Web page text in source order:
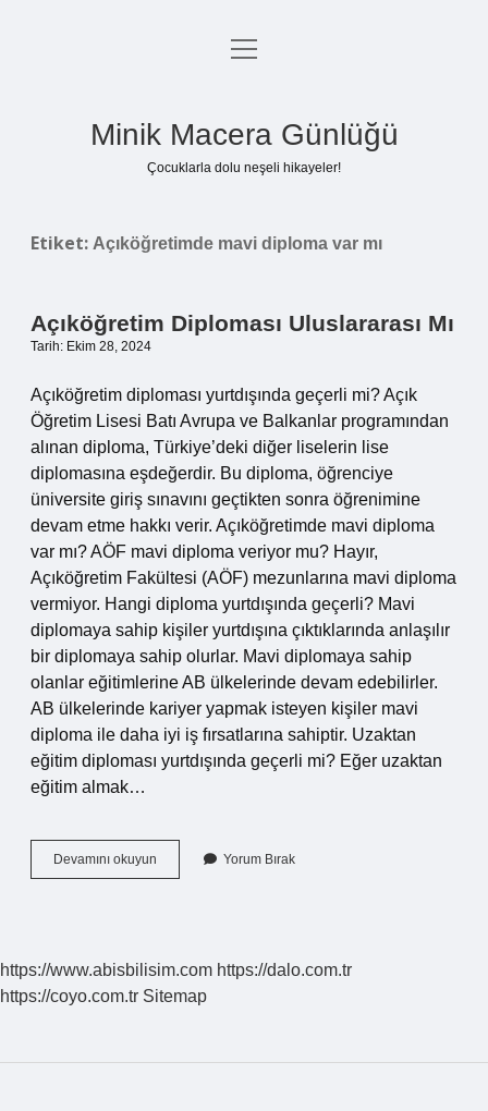
Anasayfa
menüyü
Minik Macera Günlüğü
Çocuklarla dolu neşeli hikayeler!
Etiket: Açıköğretimde mavi diploma var mı
Açıköğretim Diploması Uluslararası Mı
Tarih: Ekim 28, 2024
Açıköğretim diploması yurtdışında geçerli mi? Açık
Öğretim Lisesi Batı Avrupa ve Balkanlar programından
alınan diploma, Türkiye’deki diğer liselerin lise
diplomasına eşdeğerdir. Bu diploma, öğrenciye
üniversite giriş sınavını geçtikten sonra öğrenimine
devam etme hakkı verir. Açıköğretimde mavi diploma
var mı? AÖF mavi diploma veriyor mu? Hayır,
Açıköğretim Fakültesi (AÖF) mezunlarına mavi diploma
vermiyor. Hangi diploma yurtdışında geçerli? Mavi
diplomaya sahip kişiler yurtdışına çıktıklarında anlaşılır
bir diplomaya sahip olurlar. Mavi diplomaya sahip
olanlar eğitimlerine AB ülkelerinde devam edebilirler.
AB ülkelerinde kariyer yapmak isteyen kişiler mavi
diploma ile daha iyi iş fırsatlarına sahiptir. Uzaktan
eğitim diploması yurtdışında geçerli mi? Eğer uzaktan
eğitim almak…
Devamını okuyun Açıköğretim
Diploması
Yorum Bırak
https://www.abisbilisim.com https://dalo.com.tr
https://coyo.com.tr Sitemap